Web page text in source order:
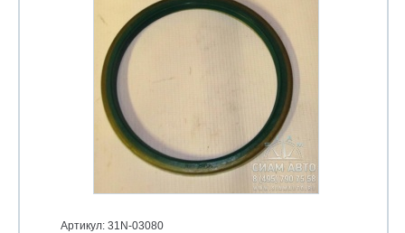
Артикул: 31N-03080